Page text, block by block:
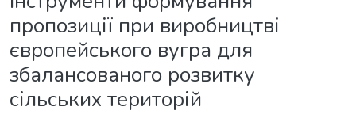
пропозиції при виробництві
європейського вугра для
збалансованого розвитку
сільських територій